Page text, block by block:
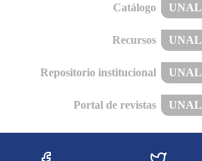
Catálogo UNAL
Recursos UNAL
Repositorio institucional UNAL
Portal de revistas UNAL